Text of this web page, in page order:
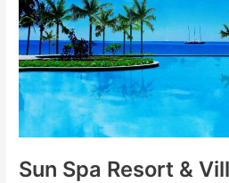
Sun Spa Resort &